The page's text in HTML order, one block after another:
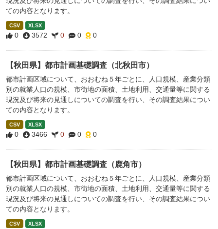
ての内容となります。
CSV XLSX
0 3572 0 0 0
【秋田県】都市計画基礎調査（北秋田市）
都市計画区域について、おおむね５年ごとに、人口規模、産業分類
別の就業人口の規模、市街地の面積、土地利用、交通量等に関する
現況及び将来の見通しについての調査を行い、その調査結果につい
ての内容となります。
CSV XLSX
0 3466 0 0 0
【秋田県】都市計画基礎調査（鹿角市）
都市計画区域について、おおむね５年ごとに、人口規模、産業分類
別の就業人口の規模、市街地の面積、土地利用、交通量等に関する
現況及び将来の見通しについての調査を行い、その調査結果につい
ての内容となります。
CSV XLSX